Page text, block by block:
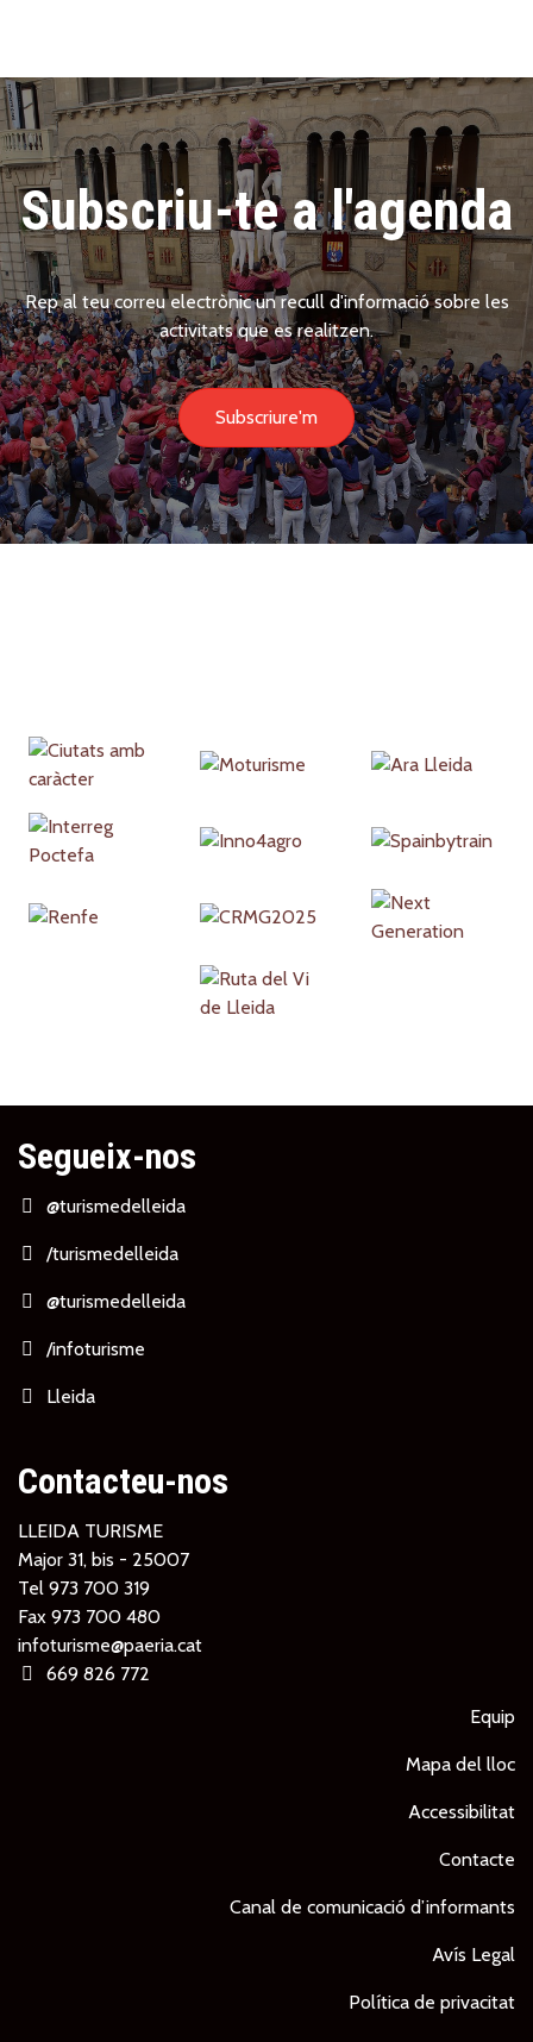
Subscriu-te a l'agenda
Rep al teu correu electrònic un recull d'informació sobre les
activitats que es realitzen.
Subscriure'm
Partners
Segueix-nos
@turismedelleida
/turismedelleida
@turismedelleida
/infoturisme
Lleida
Contacteu-nos
LLEIDA TURISME
Major 31, bis - 25007
Tel 973 700 319
Fax 973 700 480
infoturisme@paeria.cat
669 826 772
Equip
Mapa del lloc
Accessibilitat
Contacte
Canal de comunicació d’informants
Avís Legal
Política de privacitat